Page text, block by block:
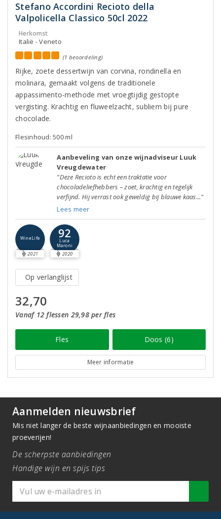
Stefano Accordini Recioto della
Valpolicella Classico 50cl 2022
Herkomst
Italië - Veneto
(1 beoordeling)
Rijke, zoete dessertwijn van corvina, rondinella en
molinara, gemaakt volgens de traditionele
appassimento-methode met vroegtijdig gestopte
vergisting. Krachtig en fluweelzacht, subliem bij pure
chocolade.
Flesinhoud: 500 ml
Aanbeveling van onze wijnadviseur Luuk
Vreugdewater
"Deze Recioto is echt een traktatie voor
chocoladeliefhebbers – zoet, krachtig en tegelijk
verfijnd. Hij verrast ook geweldig bij blauwe kaas..."
Lees meer
WineLife
2021
92
Luca
Maroni
2020
Op verlanglijst
32,70
Vanaf 12 flessen 29,98 per fles
Fles Doos (6)
Meer informatie
Aanmelden nieuwsbrief
Mis niet langer de beste wijnaanbiedingen en mooiste
proeverijen!
De scherpste aanbiedingen
Handige wijn en spijs tips